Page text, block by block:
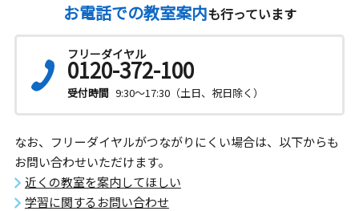
お電話での教室案内も行っています
フリーダイヤル
0120-372-100
受付時間 9:30～17:30（土日、祝日除く）
なお、フリーダイヤルがつながりにくい場合は、以下からも
お問い合わせいただけます。
近くの教室を案内してほしい
学習に関するお問い合わせ